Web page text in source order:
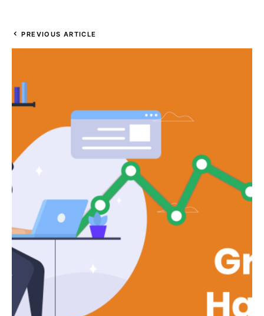
PREVIOUS ARTICLE